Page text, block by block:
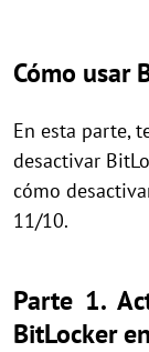
Cómo usar
En esta parte,
desactivar
cómo
11/10.
Parte 1.
BitLocker